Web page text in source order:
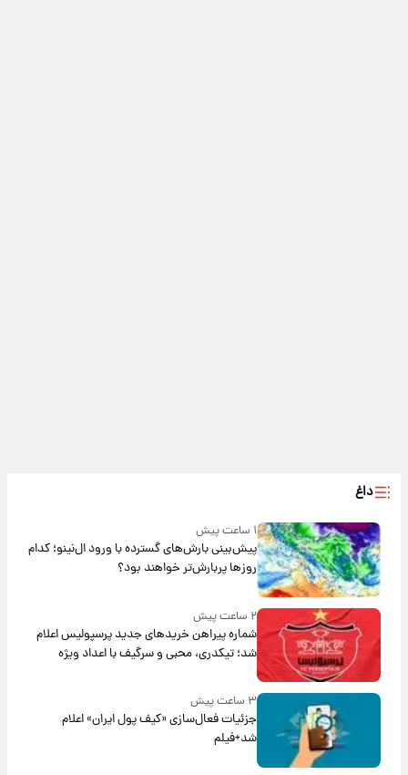
داغ
۱ ساعت پیش
پیش‌بینی بارش‌های گسترده با ورود ال‌نینو؛ کدام
روزها پربارش‌تر خواهند بود؟
۲ ساعت پیش
شماره پیراهن خریدهای جدید پرسپولیس اعلام
شد؛ تیکدری، محبی و سرگیف با اعداد ویژه
۳ ساعت پیش
جزئیات فعال‌سازی «کیف پول ایران» اعلام
شد+فیلم